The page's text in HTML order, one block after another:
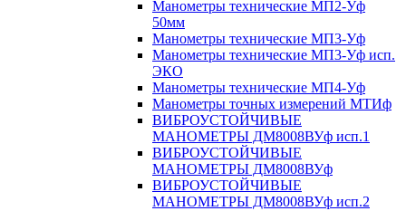
Манометры технические МП2-Уф
50мм
Манометры технические МП3-Уф
Манометры технические МП3-Уф исп.
ЭКО
Манометры технические МП4-Уф
Манометры точных измерений МТИф
ВИБРОУСТОЙЧИВЫЕ
МАНОМЕТРЫ ДМ8008ВУф исп.1
ВИБРОУСТОЙЧИВЫЕ
МАНОМЕТРЫ ДМ8008ВУф
ВИБРОУСТОЙЧИВЫЕ
МАНОМЕТРЫ ДМ8008ВУф исп.2